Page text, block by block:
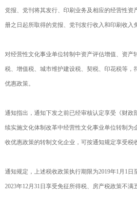
党报、党刊将其发行、印刷业务及相应的经营性资
册之日起所取得的党报、党刊发行收入和印刷收入
对经营性文化事业单位转制中资产评估增值、资产
税、增值税、城市维护建设税、契税、印花税等，
优惠政策。
通知指出，通知下发之前已经审核认定享受《财政
续实施文化体制改革中经营性文化事业单位转制为
收优惠政策的转制文化企业，可按通知规定享受税
通知规定，上述税收政策执行期限为2019年1月1日
2023年12月31日享受免征所得税、房产税政策不满